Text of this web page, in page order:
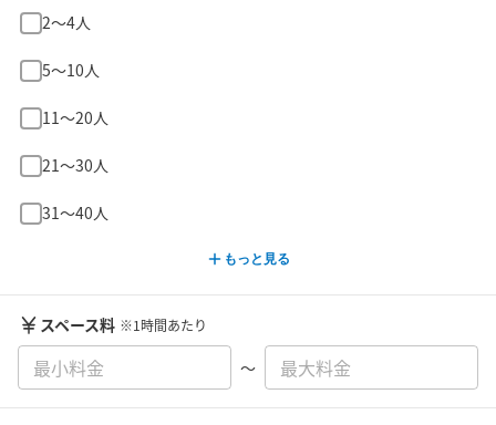
2〜4人
5〜10人
11〜20人
21〜30人
31〜40人
もっと見る
スペース料 ※1時間あたり
〜